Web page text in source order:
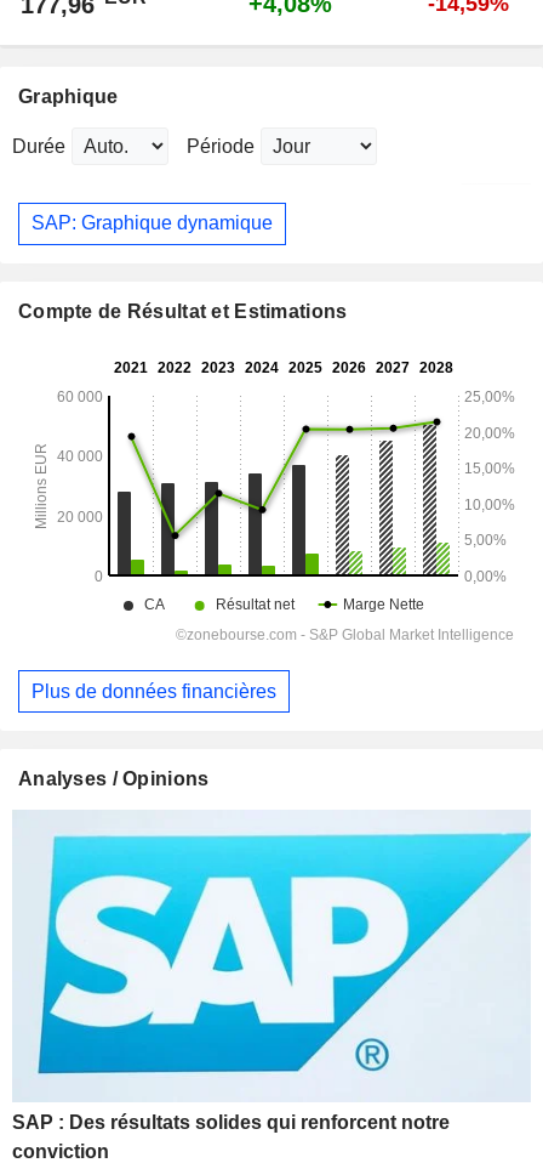
Graphique
Durée Période
SAP: Graphique dynamique
Compte de Résultat et Estimations
Plus de données financières
Analyses / Opinions
SAP : Des résultats solides qui renforcent notre
conviction